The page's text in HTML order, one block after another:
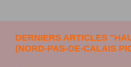
DERNIERS ARTICLES
(NORD-PAS-DE-CALAIS